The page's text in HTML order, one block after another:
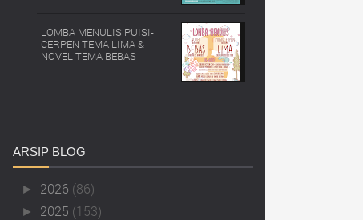
LOMBA MENULIS PUISI-
CERPEN TEMA LIMA &
NOVEL TEMA BEBAS
ARSIP BLOG
► 2026 (86)
► 2025 (153)